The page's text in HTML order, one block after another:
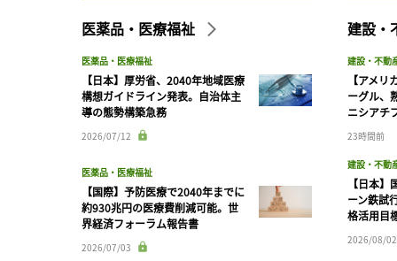
医薬品・医療福祉
医薬品・医療福祉
【日本】厚労省、2040年地域医療
構想ガイドライン発表。自治体主
導の態勢構築急務
2026/07/12
医薬品・医療福祉
【国際】予防医療で2040年までに
約930兆円の医療費削減可能。世
界経済フォーラム報告書
2026/07/03
建設・
建設・不動
【アメ
ーグル、
ニシアチ
23時間前
建設・不動
【日本
ーン鉄試
格活用目
2026/08/02